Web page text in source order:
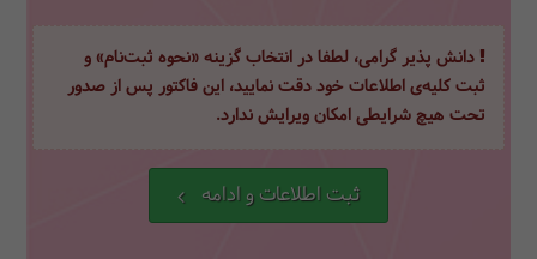
دانش پذیر گرامی، لطفا در انتخاب گزینه «نحوه ثبت‌نام» و
ثبت کلیه‌ی اطلاعات خود دقت نمایید، این فاکتور پس از صدور
تحت هیچ شرایطی امکان ویرایش ندارد.
ثبت اطلاعات و ادامه